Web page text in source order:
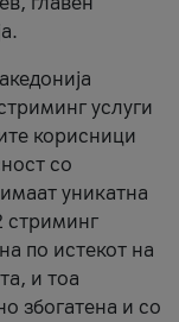
услуги
корисници
со
уникатна
стриминг
по истекот на
и тоа
збогатена и со